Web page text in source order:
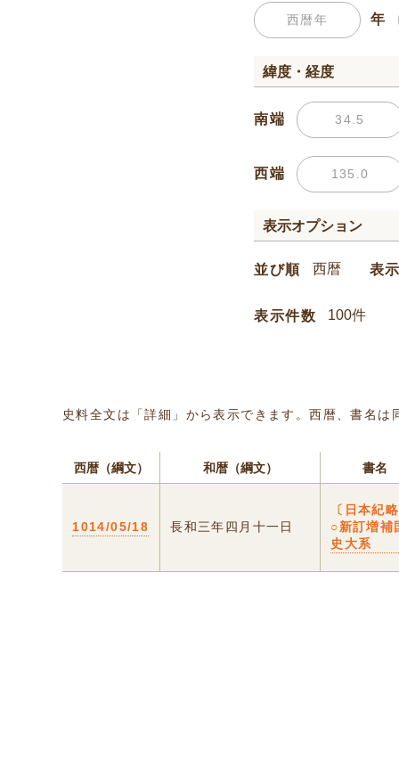
年
緯度・経度
南端
西端
表示オプション
並び順 表
表示件数
史料全文は「詳細」から表示できます。西暦、書名
西暦（綱文） 和暦（綱文） 書名
1014/05/18 長和三年四月十一日
〔日本紀
○新訂増補
史大系